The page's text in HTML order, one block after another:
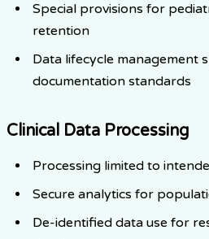
Special provisions for
retention
Data lifecycle management
documentation standards
Clinical Data Processing
Processing limited to
Secure analytics for
De-identified data use for